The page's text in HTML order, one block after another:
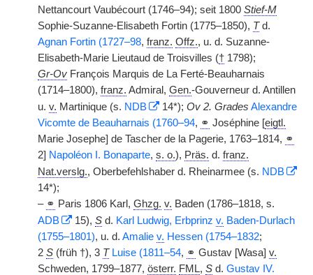
Nettancourt Vaubécourt (1746–94); seit 1800 Stief-M
Sophie-Suzanne-Elisabeth Fortin (1775–1850), Td.
Agnan Fortin (1727–98, franz. Offz., u. d. Suzanne-
Elisabeth-Marie Lieutaud de Troisvilles († 1798);
Gr-Ov François Marquis de La Ferté-Beauharnais
(1714–1800), franz. Admiral, Gen.-Gouverneur d. Antillen
u. v. Martinique (s. NDB 14*); Ov 2. Grades Alexandre
Vicomte de Beauharnais (1760–94, ⚭ Joséphine [eigtl.
Marie Josephe] de Tascher de la Pagerie, 1763–1814, ⚭
2] Napoléon I. Bonaparte, s. o.), Präs. d. franz.
Nat.verslg., Oberbefehlshaber d. Rheinarmee (s. NDB
14*);
– ⚭ Paris 1806 Karl, Ghzg. v. Baden (1786–1818, s.
ADB
15), S d. Karl Ludwig, Erbprinz v. Baden-Durlach
(1755–1801), u. d. Amalie v. Hessen (1754–1832;
2 S (früh †), 3 T Luise (1811–54, ⚭ Gustav [Wasa] v.
Schweden, 1799–1877, österr. FML, S d. Gustav IV.